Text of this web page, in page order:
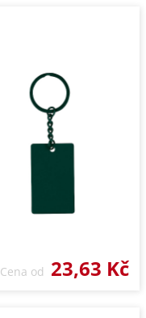
Cena od 23,63 Kč